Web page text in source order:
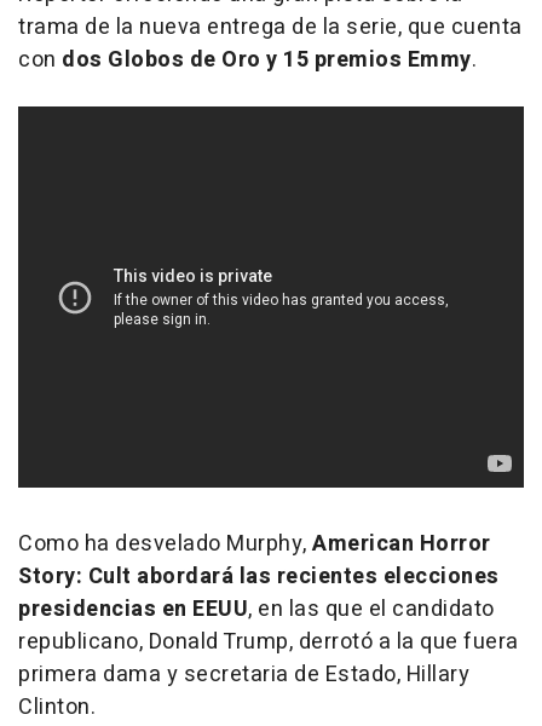
trama de la nueva entrega de la serie, que cuenta
con dos Globos de Oro y 15 premios Emmy.
Como ha desvelado Murphy,American Horror
Story: Cult abordará las recientes elecciones
presidencias en EEUU, en las que el candidato
republicano, Donald Trump, derrotó a la que fuera
primera dama y secretaria de Estado, Hillary
Clinton.